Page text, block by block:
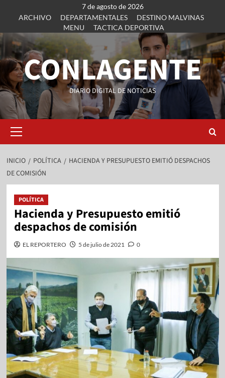
7 de agosto de 2026
ARCHIVO
DEPARTAMENTALES
DESTINO MALVINAS
MENU
TACTICA DEPORTIVA
CONLAGENTE
DIARIO DIGITAL DE NOTICIAS
INICIO POLÍTICA
HACIENDA Y PRESUPUESTO EMITIÓ DESPACHOS
DE COMISIÓN
POLÍTICA
Hacienda y Presupuesto emitió
despachos de comisión
EL REPORTERO 5 de julio de 2021 0